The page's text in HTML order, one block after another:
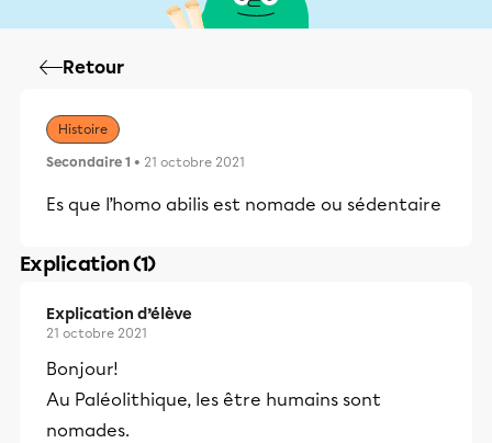
Retour
Histoire
Secondaire 1 • 21 octobre 2021
Es que l’homo abilis est nomade ou sédentaire
Explication (1)
Explication d’élève
21 octobre 2021
Bonjour!
Au Paléolithique, les être humains sont
nomades.